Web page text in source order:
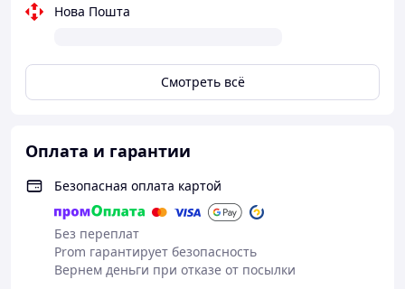
B: турбина вперед и назад
минуты ультразвуковая вибрация, 5
минут пузырьковая очистка)
C: ультразвуковая вибрация
Тип B: автоматический цикл стирки (по
минуты), ультразвуковая вибрация (1.5
минуты), пузырьковая очистка (5 минут)
Многофункциональность: подходит для стирки
детской одежды, нижнего белья, носков,
полотенец и фруктов
Материал основы: ABS
Нова Пошта
Смотреть всё
Оплата и гарантии
Безопасная оплата картой
Без переплат
Prom гарантирует безопасность
Вернем деньги при отказе от посылки